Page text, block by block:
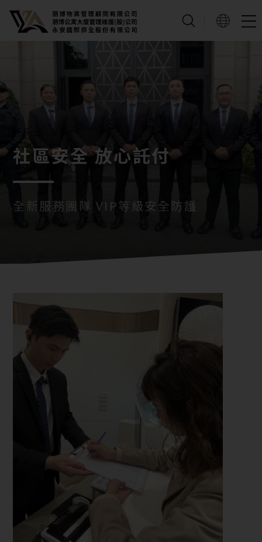
最專業特勤保全培訓機構【永安
國際保全】貼身保鑣、私人保鑣
價格與費用一覽
社區安全 放心託付
社區安全 放心託付
全新服務團隊 VIP等級安全防護